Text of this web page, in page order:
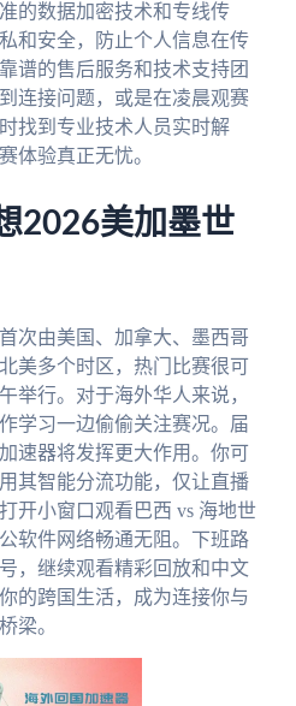
的数据加密技术和专线传
和安全，防止个人信息在传
谱的售后服务和技术支持团
连接问题，或是在凌晨观赛
找到专业技术人员实时解
体验真正无忧。
2026美加墨世
次由美国、加拿大、墨西哥
美多个时区，热门比赛很可
举行。对于海外华人来说，
学习一边偷偷关注赛况。届
速器将发挥更大作用。你可
其智能分流功能，仅让直播
开小窗口观看巴西 vs 海地世
软件网络畅通无阻。下班路
，继续观看精彩回放和中文
的跨国生活，成为连接你与
梁。